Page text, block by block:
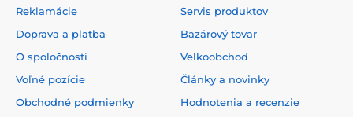
Reklamácie
Doprava a platba
O spoločnosti
Voľné pozície
Obchodné podmienky
Servis produktov
Bazárový tovar
Velkoobchod
Články a novinky
Hodnotenia a recenzie